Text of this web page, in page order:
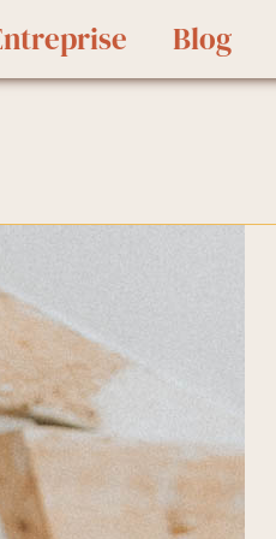
Blog